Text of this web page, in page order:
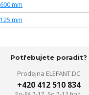
600 mm
125 mm
Potřebujete poradit?
Prodejna ELEFANT.DC
+420 412 510 834